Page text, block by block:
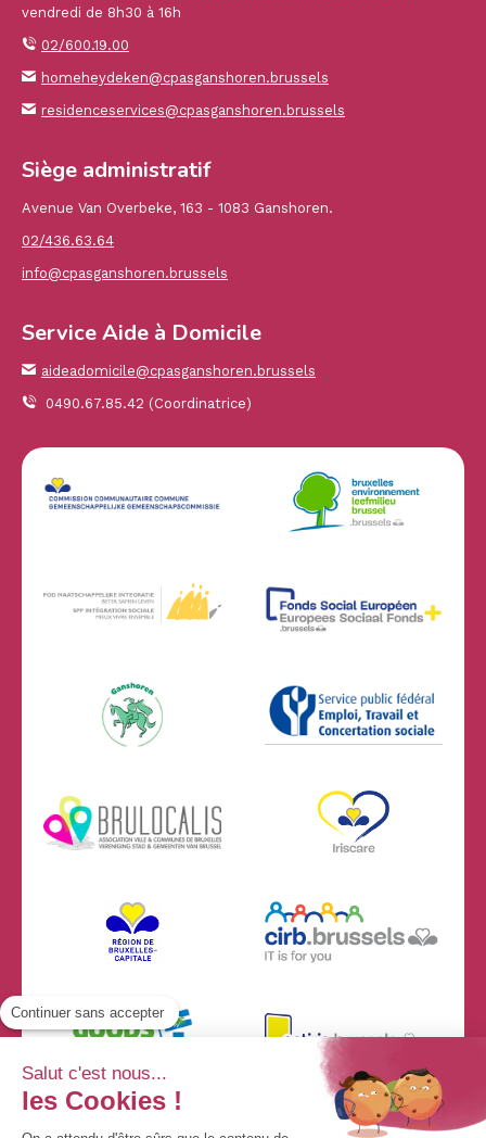
vendredi de 8h30 à 16h
02/600.19.00
homeheydeken@cpasganshoren.brussels
residenceservices@cpasganshoren.brussels
Siège administratif
Avenue Van Overbeke, 163 - 1083 Ganshoren.
02/436.63.64
info@cpasganshoren.brussels
Service Aide à Domicile
aideadomicile@cpasganshoren.brussels
0490.67.85.42 (Coordinatrice)
Continuer sans accepter
Salut c'est nous...
les Cookies !